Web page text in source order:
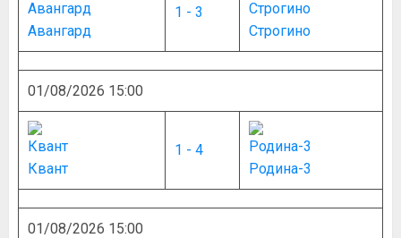
Авангард
1 - 3
Строгино
01/08/2026 15:00
Квант
1 - 4
Родина-3
01/08/2026 15:00